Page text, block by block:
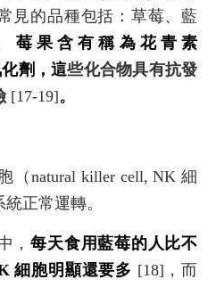
見的品種包括：草莓、藍
莓果含有稱為花青素
化劑，這些化合物具有抗發
[17-19]。
（natural killer cell, NK 細
正常運轉。
，每天食用藍莓的人比不
細胞明顯還要多 [18]，而